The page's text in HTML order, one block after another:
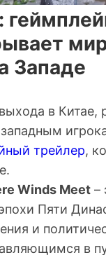
Западе
в Китае,
трейлер,
Winds Meet –
Пяти
и
в